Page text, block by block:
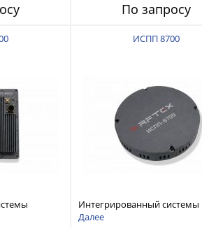
По запросу
RFТех
ИСПП 8700
Интегрированный системы
защиты от ГНСС-помех RFТех
Далее